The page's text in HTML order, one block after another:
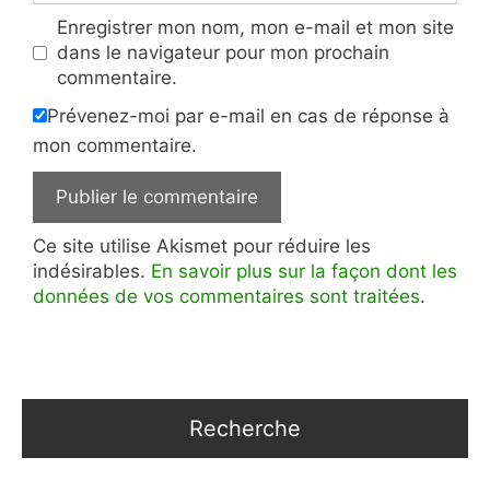
Enregistrer mon nom, mon e-mail et mon site
dans le navigateur pour mon prochain
commentaire.
Prévenez-moi par e-mail en cas de réponse à
mon commentaire.
Ce site utilise Akismet pour réduire les
indésirables. En savoir plus sur la façon dont les
données de vos commentaires sont traitées.
Recherche